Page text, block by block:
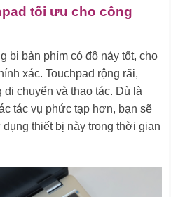
tối ưu cho công
bị bàn phím có độ nảy tốt, cho
xác. Touchpad rộng rãi,
chuyển và thao tác. Dù là
tác vụ phức tạp hơn, bạn sẽ
thiết bị này trong thời gian